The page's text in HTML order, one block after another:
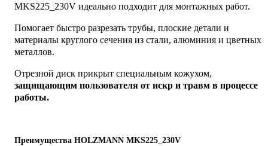
MKS225_230V идеально подходит для монтажных работ.
Помогает быстро разрезать трубы, плоские детали и
материалы круглого сечения из стали, алюминия и цветных
металлов.
Отрезной диск прикрыт специальным кожухом,
защищающим пользователя от искр и травм в процессе
работы.
Преимущества HOLZMANN MKS225_230V